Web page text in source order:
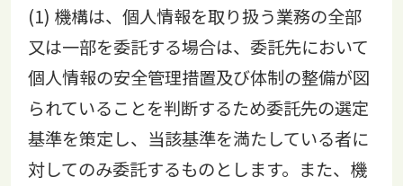
(1) 機構は、個人情報を取り扱う業務の全部
又は一部を委託する場合は、委託先において
個人情報の安全管理措置及び体制の整備が図
られていることを判断するため委託先の選定
基準を策定し、当該基準を満たしている者に
対してのみ委託するものとします。また、機